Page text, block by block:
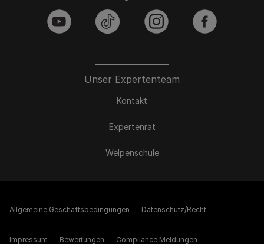
Unser Expertenteam
Kontakt
Expertenrat
Welpenschule
youtube tiktok instagram facebook
Allgemeine Geschäftsbedingungen Datenschutz/Recht
Impressum Bewertungen Compliance Meldungen